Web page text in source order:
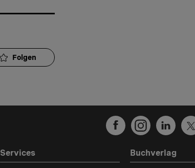
Folgen
Services Buchverlag